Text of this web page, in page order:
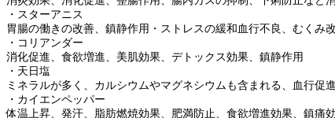
・ スターアニス
胃腸の働きの改善
鎮静作用 ・ ストレスの緩和血行不良 むくみ
・ コリアンダー
消化促進
食欲増進 美肌効果 デトックス効果
鎮静作用
・ 天日塩
ミネラルが多く
カルシウムやマグネシウムも含まれる 血行促
・ カイエンペッパー
体温上昇
発汗 脂肪燃焼効果 肥満防止 食欲増進効果 鎮痛